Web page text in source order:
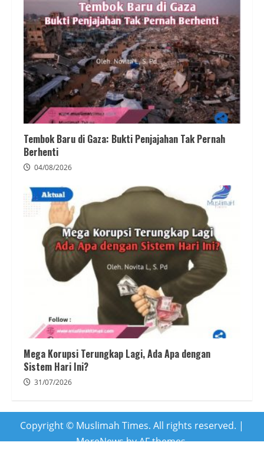
Tembok Baru di Gaza: Bukti Penjajahan Tak Pernah
Berhenti
04/08/2026
Mega Korupsi Terungkap Lagi, Ada Apa dengan
Sistem Hari Ini?
31/07/2026
Copyright © Muslimah Times. All rights reserved. |
MoreNewsby AF themes.